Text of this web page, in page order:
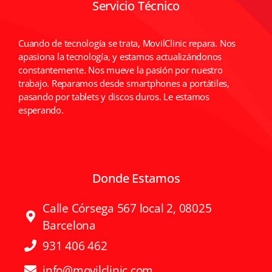
Servicio Técnico
Cuando de tecnología se trata, MovilClinic repara. Nos
apasiona la tecnología, y estamos actualizándonos
constantemente. Nos mueve la pasión por nuestro
trabajo. Reparamos desde smartphones a portátiles,
pasando por tablets y discos duros. Le estamos
esperando.
Donde Estamos
Calle Córsega 567 local 2, 08025
Barcelona
931 406 462